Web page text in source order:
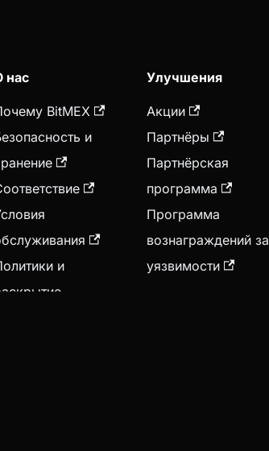
нас
BitMEX
и
и
Улучшения
Акции
Партнёры
Партнёрская
программа
Программа
вознаграждений за
уязвимости